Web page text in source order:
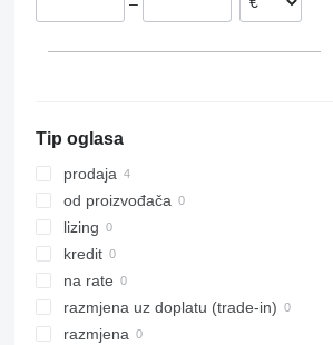
Tip oglasa
prodaja
od proizvođača
lizing
kredit
na rate
razmjena uz doplatu (trade-in)
razmjena